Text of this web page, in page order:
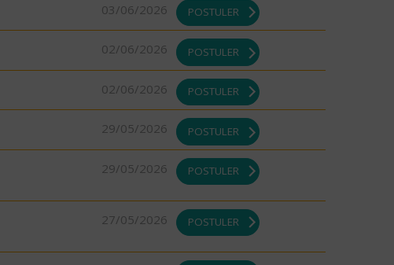
03/06/2026 POSTULER
02/06/2026 POSTULER
02/06/2026 POSTULER
29/05/2026 POSTULER
29/05/2026 POSTULER
27/05/2026 POSTULER